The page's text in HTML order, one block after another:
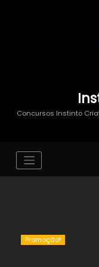
Concursos Instinto
Promoção!